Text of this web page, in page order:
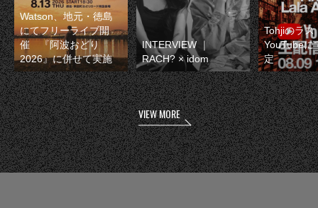
Watson、地元・徳島
にてフリーライブ開
催 『阿波おどり
2026』に併せて実施
INTERVIEW ｜
RACH? × idom
Tohjiのラス
YouTubeに
定
VIEW MORE